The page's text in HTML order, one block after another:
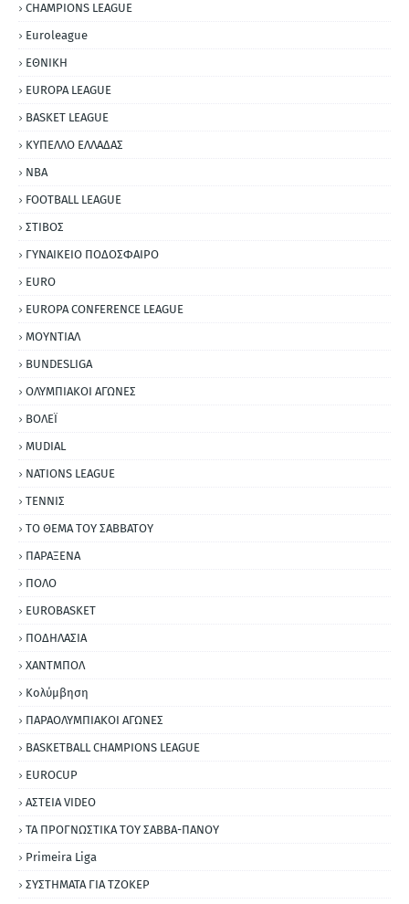
CHAMPIONS LEAGUE
Euroleague
ΕΘΝΙΚΗ
EUROPA LEAGUE
BASKET LEAGUE
ΚΥΠΕΛΛΟ ΕΛΛΑΔΑΣ
NBA
FOOTBALL LEAGUE
ΣΤΙΒΟΣ
ΓΥΝΑΙΚΕΙΟ ΠΟΔΟΣΦΑΙΡΟ
EURO
EUROPA CONFERENCE LEAGUE
ΜΟΥΝΤΙΑΛ
BUNDESLIGA
ΟΛΥΜΠΙΑΚΟΙ ΑΓΩΝΕΣ
ΒΟΛΕΪ
MUDIAL
NATIONS LEAGUE
ΤΕΝΝΙΣ
ΤΟ ΘΕΜΑ ΤΟΥ ΣΑΒΒΑΤΟΥ
ΠΑΡΑΞΕΝΑ
ΠΟΛΟ
EUROBASKET
ΠΟΔΗΛΑΣΙΑ
ΧΑΝΤΜΠΟΛ
Κολύμβηση
ΠΑΡΑΟΛΥΜΠΙΑΚΟΙ ΑΓΩΝΕΣ
BASKETBALL CHAMPIONS LEAGUE
EUROCUP
ΑΣΤΕΙΑ VIDEO
ΤΑ ΠΡΟΓΝΩΣΤΙΚΑ ΤΟΥ ΣΑΒΒΑ-ΠΑΝΟΥ
Primeira Liga
ΣΥΣΤΗΜΑΤΑ ΓΙΑ ΤΖΟΚΕΡ